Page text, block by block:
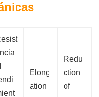
Elong
ation
Redu
ction
of